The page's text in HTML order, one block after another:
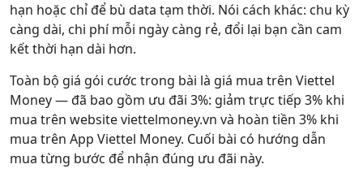
hạn hoặc chỉ để bù data tạm thời. Nói cách khác: chu kỳ
càng dài, chi phí mỗi ngày càng rẻ, đổi lại bạn cần cam
kết thời hạn dài hơn.
Toàn bộ giá gói cước trong bài là giá mua trên Viettel
Money — đã bao gồm ưu đãi 3%: giảm trực tiếp 3% khi
mua trên website viettelmoney.vn và hoàn tiền 3% khi
mua trên App Viettel Money. Cuối bài có hướng dẫn
mua từng bước để nhận đúng ưu đãi này.